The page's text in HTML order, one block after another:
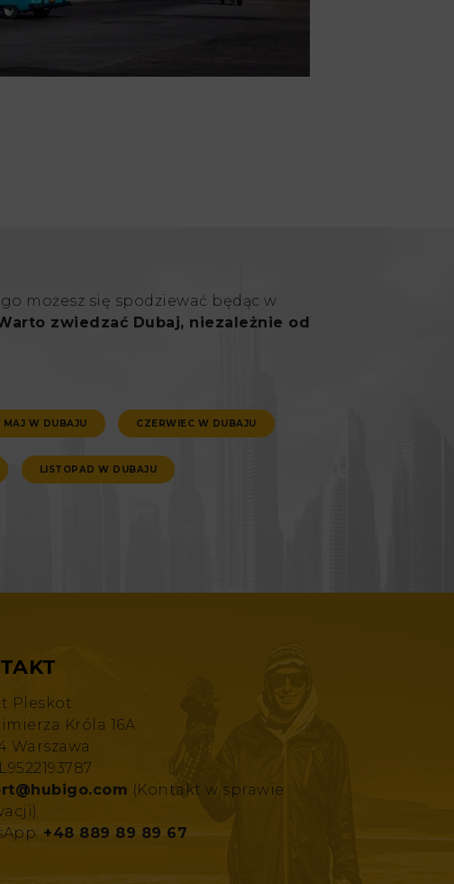
możesz się spodziewać będąc w
zwiedzać Dubaj, niezależnie od
MAJ W DUBAJU CZERWIEC W DUBAJU
LISTOPAD W DUBAJU
Pleskot
Króla 16A
Warszawa
(Kontakt w sprawie
+48 889 89 89 67